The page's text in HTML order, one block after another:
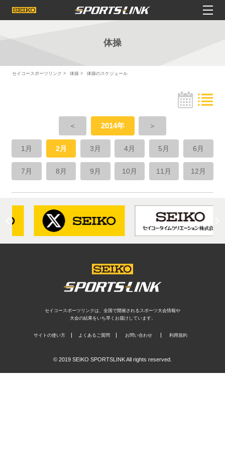
体操
セイコースポーツリンク 体操 体操のスケジュール
＜ 2014年 ＞
1月 2月 3月 4月 5月 6月
7月 8月 9月 10月 11月 12月
セイコースポーツリンクは、全国で開催されるスポーツ大会情報や
大会の結果をいち早くお届けしています。
サイトの使い方 よくあるご質問 お問い合わせ 利用規約
© 2019 SEIKO SPORTSLINK All rights reserved.